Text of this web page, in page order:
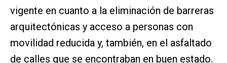
vigente en cuanto a la eliminación de barreras
arquitectónicas y acceso a personas con
movilidad reducida y, también, en el asfaltado
de calles que se encontraban en buen estado.